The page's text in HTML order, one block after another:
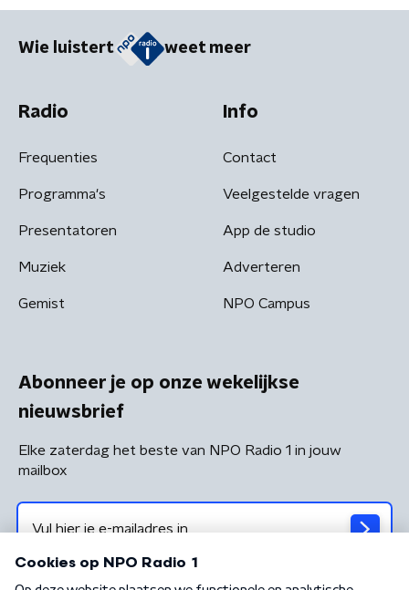
Wie luistert weet meer
Radio
Frequenties
Programma's
Presentatoren
Muziek
Gemist
Info
Contact
Veelgestelde vragen
App de studio
Adverteren
NPO Campus
Abonneer je op onze wekelijkse
nieuwsbrief
Elke zaterdag het beste van NPO Radio 1 in jouw
mailbox